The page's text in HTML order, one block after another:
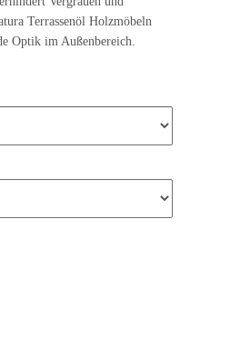
Terrassenöl Holzmöbeln
Optik im Außenbereich.